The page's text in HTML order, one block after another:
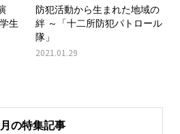
生
防犯活動から生まれた地域の
絆 ～「十二所防犯パトロール
隊」
2021.01.29
の特集記事